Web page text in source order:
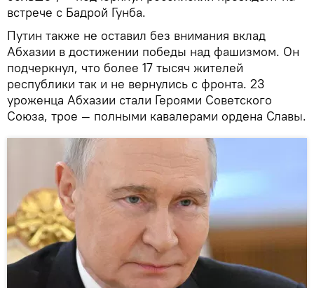
встрече с Бадрой Гунба.
Путин также не оставил без внимания вклад
Абхазии в достижении победы над фашизмом. Он
подчеркнул, что более 17 тысяч жителей
республики так и не вернулись с фронта. 23
уроженца Абхазии стали Героями Советского
Союза, трое — полными кавалерами ордена Славы.